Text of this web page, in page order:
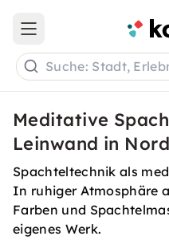
Open main menu
Suche: Stadt,
Meditative
Leinwand in
Spachteltechnik als
In ruhiger Atmosphäre
Farben und
eigenes Werk.